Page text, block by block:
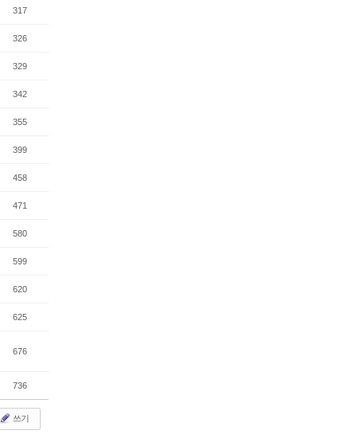
317
326
329
342
355
399
458
471
580
599
620
625
676
736
쓰기